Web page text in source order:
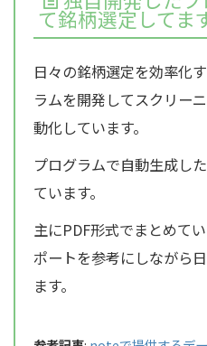
て銘柄選定してま
日々の銘柄選定を効率化
ラムを開発してスクリー
動化しています。
プログラムで自動生成し
ています。
主にPDF形式でまとめて
ポートを参考にしながら
ます。